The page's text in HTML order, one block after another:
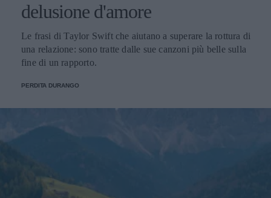
delusione d'amore
Le frasi di Taylor Swift che aiutano a superare la rottura di
una relazione: sono tratte dalle sue canzoni più belle sulla
fine di un rapporto.
PERDITA DURANGO